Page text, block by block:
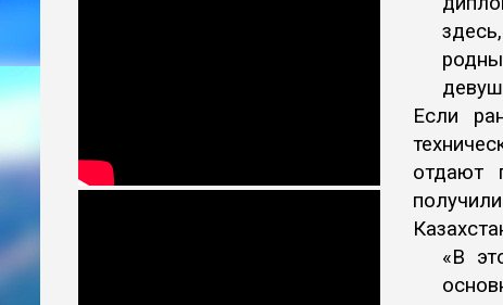
Если
отдают
«В